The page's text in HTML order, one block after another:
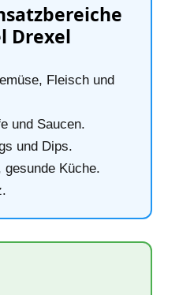
Drexel
Fleisch und
und Saucen.
und Dips.
gesunde Küche.